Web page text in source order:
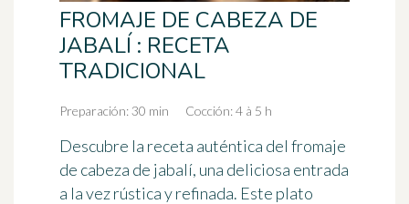
FROMAJE DE CABEZA DE
JABALÍ : RECETA
TRADICIONAL
Preparación: 30 min Cocción: 4 à 5 h
Descubre la receta auténtica del fromaje
de cabeza de jabalí, una deliciosa entrada
a la vez rústica y refinada. Este plato